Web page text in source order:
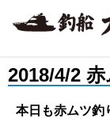
2018/4/2
本日も赤ムツ釣